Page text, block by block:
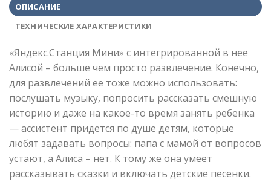
ОПИСАНИЕ
ТЕХНИЧЕСКИЕ ХАРАКТЕРИСТИКИ
«Яндекс.Станция Мини» с интегрированной в нее
Алисой – больше чем просто развлечение. Конечно,
для развлечений ее тоже можно использовать:
послушать музыку, попросить рассказать смешную
историю и даже на какое-то время занять ребенка
— ассистент придется по душе детям, которые
любят задавать вопросы: папа с мамой от вопросов
устают, а Алиса – нет. К тому же она умеет
рассказывать сказки и включать детские песенки.